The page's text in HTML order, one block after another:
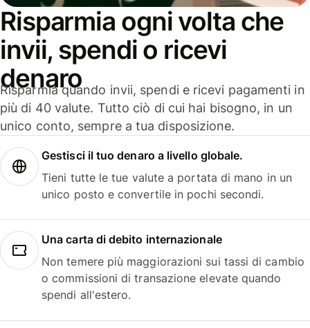
Risparmia ogni volta che
invii, spendi o ricevi
denaro
Risparmia quando invii, spendi e ricevi pagamenti in
più di 40 valute. Tutto ciò di cui hai bisogno, in un
unico conto, sempre a tua disposizione.
Gestisci il tuo denaro a livello globale.
Tieni tutte le tue valute a portata di mano in un
unico posto e convertile in pochi secondi.
Una carta di debito internazionale
Non temere più maggiorazioni sui tassi di cambio
o commissioni di transazione elevate quando
spendi all'estero.